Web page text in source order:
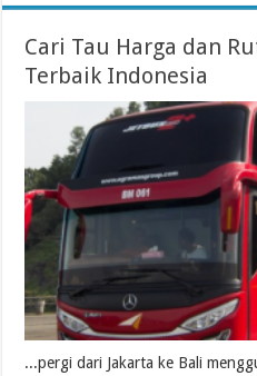
Cari Tau Harga dan
Terbaik Indonesia
...pergi dari Jakarta ke Bali